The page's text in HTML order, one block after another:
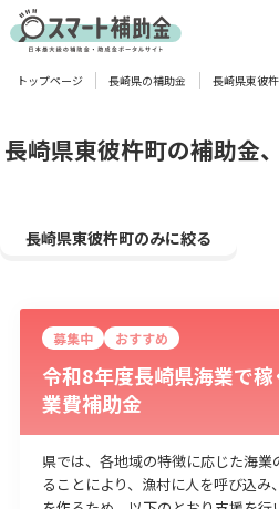
対象
物流・運輸業
建設･不動産業
サービス業 医
宿泊･旅館業
その他
トップページ 長崎県の補助金 長崎県東彼
長崎県東彼杵町の補助金
長崎県東彼杵町のみに絞る
募集中 おすすめ
令和8年度長崎県海業で
業費補助金
県では、各地域の特徴に応じた海
ることにより、漁村に人を呼び込